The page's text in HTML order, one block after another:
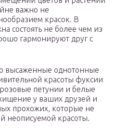
важно не
красок. В
состоять не более чем из
гармонируют друг с
высаженные однотонные
красоты фуксии
петунии и белые
у ваших друзей и
прохожих, которые не
неописуемой красоты.